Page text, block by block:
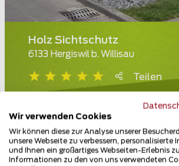
Holz Sichtschutz
6133 Hergiswil b. Willisau
Teilen
Wir verwenden Cookies
Wir können diese zur Analyse unserer
unsere Webseite zu verbessern, personalisierte
und Ihnen ein großartiges Webseiten-Erlebnis
Informationen zu den von uns verwendeten